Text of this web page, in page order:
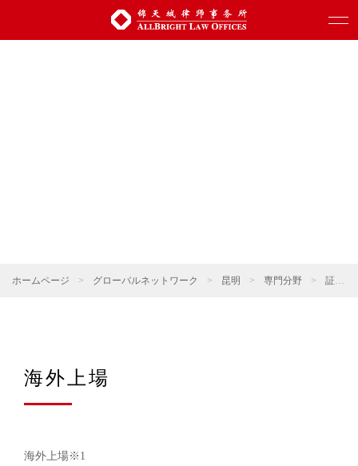
ホームページ > グローバルネットワーク > 昆明 > 専門分野 > 証券・資本市場
海外上場
海外上場※1